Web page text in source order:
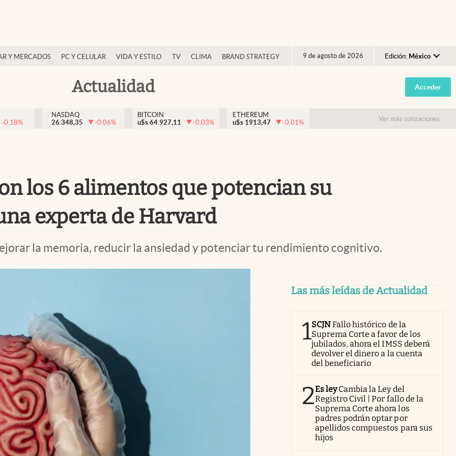
Y MERCADOS PC Y CELULAR VIDA Y ESTILO TV CLIMA BRAND STRATEGY 9 de agosto de 2026 Edición: México
Argentina
España
USA
Actualidad Acceder
-0.18%
NASDAQ
26.348,35
-0.06%
BITCOIN
u$s 64.927,11 -0.03%
ETHEREUM
u$s 1913,47 -0.01% Ver más cotizaciones
los 6 alimentos que potencian su
experta de Harvard
la memoria, reducir la ansiedad y potenciar tu rendimiento cognitivo.
Las más leídas de Actualidad
1SCJNFallo histórico de la
Suprema Corte a favor de los
jubilados, ahora el IMSS deberá
devolver el dinero a la cuenta
del beneficiario
2Es ley Cambia la Ley del
Registro Civil | Por fallo de la
Suprema Corte ahora los
padres podrán optar por
apellidos compuestos para sus
hijos